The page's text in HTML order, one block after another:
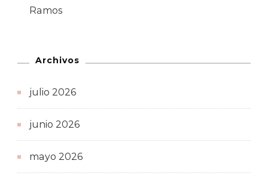
Ramos
Archivos
julio 2026
junio 2026
mayo 2026